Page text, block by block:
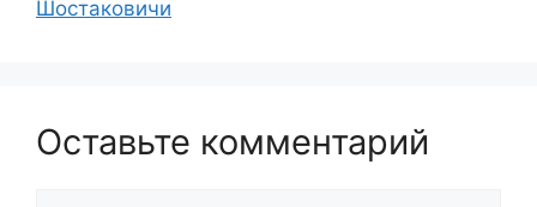
Шостаковичи
Оставьте комментарий